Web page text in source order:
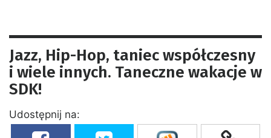
Jazz, Hip-Hop, taniec współczesny
i wiele innych. Taneczne wakacje w
SDK!
Udostępnij na: